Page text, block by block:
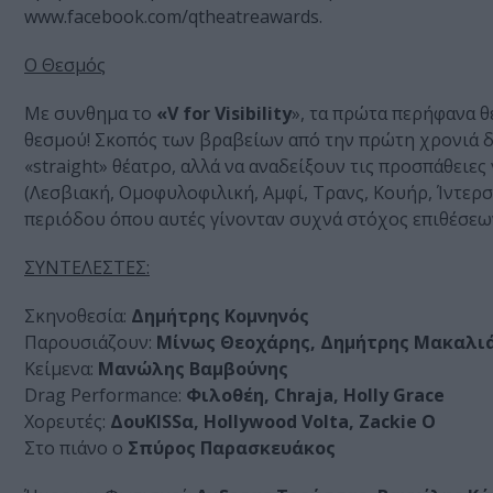
www.facebook.com/qtheatreawards.
Ο Θεσμός
Με συνθημα το «V for Visibility», τα πρώτα περήφανα
θεσμού! Σκοπός των βραβείων από την πρώτη χρονιά
«straight» θέατρο, αλλά να αναδείξουν τις
(Λεσβιακή, Ομοφυλοφιλική, Αμφί, Τρανς, Κουήρ,
περιόδου όπου αυτές γίνονταν συχνά στόχος
ΣΥΝΤΕΛΕΣΤΕΣ:
Σκηνοθεσία: Δημήτρης Κομνηνός
Παρουσιάζουν: Μίνως Θεοχάρης, Δημήτρης
Κείμενα: Μανώλης Βαμβούνης
Drag Performance: Φιλοθέη, Chraja, Holly Grace
Χορευτές: ΔουKISSα, Hollywood Volta, Zackie O
Στο πιάνο ο Σπύρος Παρασκευάκος